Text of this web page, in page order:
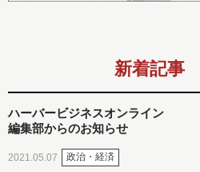
新着記事
ハーバービジネスオンライン
編集部からのお知らせ
2021.05.07 政治・経済